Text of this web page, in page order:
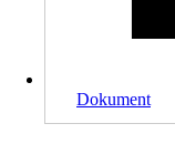
Dokument